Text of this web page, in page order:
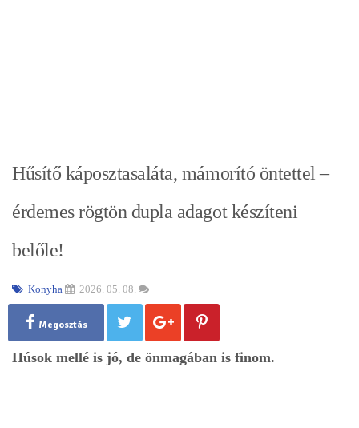
Hűsítő káposztasaláta, mámorító öntettel –
érdemes rögtön dupla adagot készíteni
belőle!
Konyha 2026. 05. 08.
Megosztás
Húsok mellé is jó, de önmagában is finom.